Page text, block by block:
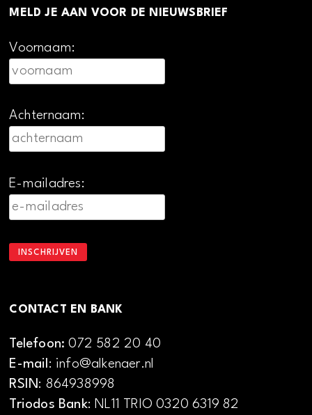
MELD JE AAN VOOR DE NIEUWSBRIEF
Voornaam:
Achternaam:
E-mailadres:
CONTACT EN BANK
Telefoon:072 582 20 40
E-mail: info@alkenaer.nl
RSIN: 864938998
Triodos Bank: NL11 TRIO 0320 6319 82